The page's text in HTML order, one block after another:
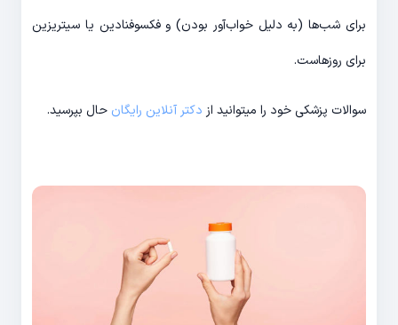
برای شب‌ها (به دلیل خواب‌آور بودن) و فکسوفنادین یا سیتریزین
برای روزهاست.
سوالات پزشکی خود را میتوانید از دکتر آنلاین رایگان حال بپرسید.